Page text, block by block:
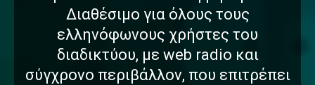
Διαθέσιμο για όλους τους
ελληνόφωνους χρήστες του
διαδικτύου, με web radio και
σύγχρονο περιβάλλον, που επιτρέπει